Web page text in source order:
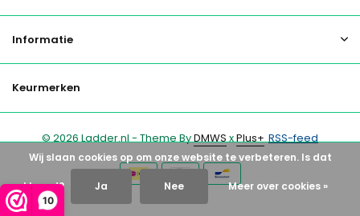
10
Informatie
Keurmerken
© 2026 Ladder.nl - Theme ByDMWSxPlus+ RSS-feed
Wij slaan cookies op om onze website te verbeteren. Is dat
akkoord? Ja Nee Meer over cookies »